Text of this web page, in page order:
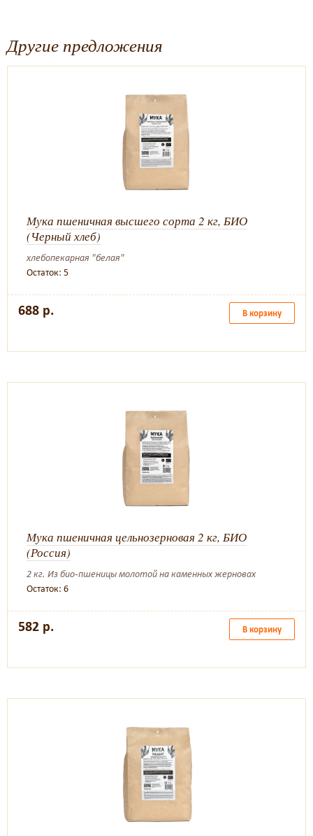
Другие предложения
Мука пшеничная высшего сорта 2 кг, БИО
(Черный хлеб)
хлебопекарная "белая"
Остаток: 5
688 р. В корзину
Мука пшеничная цельнозерновая 2 кг, БИО
(Россия)
2 кг. Из био-пшеницы молотой на каменных жерновах
Остаток: 6
582 р. В корзину